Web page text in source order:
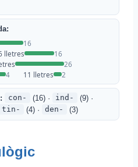
16
lletres
16
26
4 11 lletres 2
con- (16) · ind-
(9) ·
tin- (4) · den- (3)